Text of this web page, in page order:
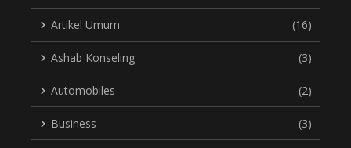
Artikel Umum (16)
Ashab Konseling (3)
Automobiles (2)
Business (3)